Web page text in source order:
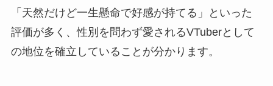
「天然だけど一生懸命で好感が持てる」といった
評価が多く、性別を問わず愛されるVTuberとして
の地位を確立していることが分かります。